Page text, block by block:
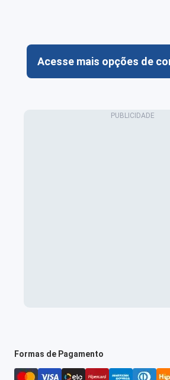
Acesse mais opções de
Formas de Pagamento